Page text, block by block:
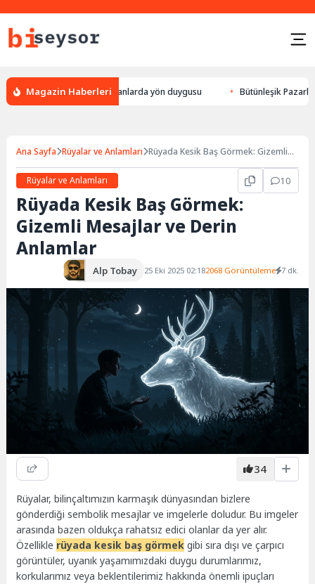
Magazin Haberleri
yön bulması, hayvanlarda yön duygusu Bütünleşik Pazarlama:
Ana Sayfa Rüyalar ve Anlamları Rüyada Kesik Baş Görmek: Gizemli
Rüyalar ve Anlamları
10
Rüyada Kesik Baş Görmek:
Gizemli Mesajlar ve Derin
Anlamlar
Alp Tobay 25 Eki 2025 02:182068 Görüntüleme 7 dk.
34
Rüyalar, bilinçaltımızın karmaşık dünyasından bizlere
gönderdiği sembolik mesajlar ve imgelerle doludur. Bu imgeler
arasında bazen oldukça rahatsız edici olanlar da yer alır.
Özellikle rüyada kesik baş görmek gibi sıra dışı ve çarpıcı
görüntüler, uyanık yaşamımızdaki duygu durumlarımız,
korkularımız veya beklentilerimiz hakkında önemli ipuçları